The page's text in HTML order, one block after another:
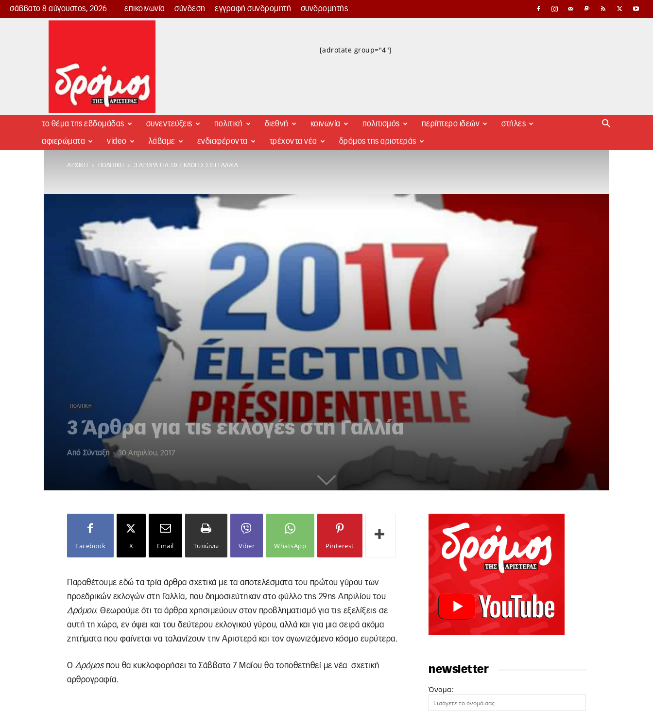
σάββατο 8 αύγουστος, 2026 επικοινωνία σύνδεση εγγραφή συνδρομητή συνδρομητής
Δρόμος
[adrotate group="4"]
το θέμα της εβδομάδας συνεντεύξεις πολιτική διεθνή κοινωνία πολιτισμός περίπτερο ιδεών στήλες
αφιερώματα video λάβαμε ενδιαφέροντα τρέχοντα νέα δρόμος της αριστεράς
ΑΡΧΙΚΉ ΠΟΛΙΤΙΚΉ 3 ΆΡΘΡΑ ΓΙΑ ΤΙΣ ΕΚΛΟΓΈΣ ΣΤΗ ΓΑΛΛΊΑ
ΠΟΛΙΤΙΚΉ
3 Άρθρα για τις εκλογές στη Γαλλία
Από Σύνταξη - 30 Απριλίου, 2017
Facebook X Email Τυπώνω Viber WhatsApp Pinterest
Παραθέτουμε εδώ τα τρία άρθρα σχετικά με τα αποτελέσματα του πρώτου γύρου των
προεδρικών εκλογών στη Γαλλία, που δημοσιεύτηκαν στο φύλλο της 29ης Απριλίου του
Δρόμου. Θεωρούμε ότι τα άρθρα χρησιμεύουν στον προβληματισμό για τις εξελίξεις σε
αυτή τη χώρα, εν όψει και του δεύτερου εκλογικού γύρου, αλλά και για μια σειρά ακόμα
ζητήματα που φαίνεται να ταλανίζουν την Αριστερά και τον αγωνιζόμενο κόσμο ευρύτερα.
Ο Δρόμοςπου θα κυκλοφορήσει το Σάββατο 7 Μαΐου θα τοποθετηθεί με νέα σχετική
αρθρογραφία.
newsletter
Όνομα: